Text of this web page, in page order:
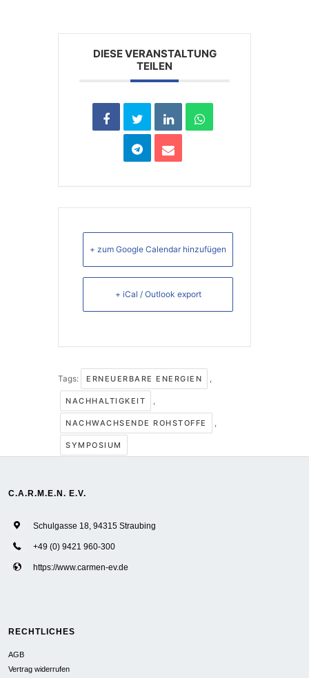
DIESE VERANSTALTUNG
TEILEN
+ zum Google Calendar hinzufügen
+ iCal / Outlook export
Tags: ERNEUERBARE ENERGIEN ,
NACHHALTIGKEIT ,
NACHWACHSENDE ROHSTOFFE ,
SYMPOSIUM
C.A.R.M.E.N. E.V.
Schulgasse 18, 94315 Straubing
+49 (0) 9421 960-300
https://www.carmen-ev.de
RECHTLICHES
AGB
Vertrag widerrufen